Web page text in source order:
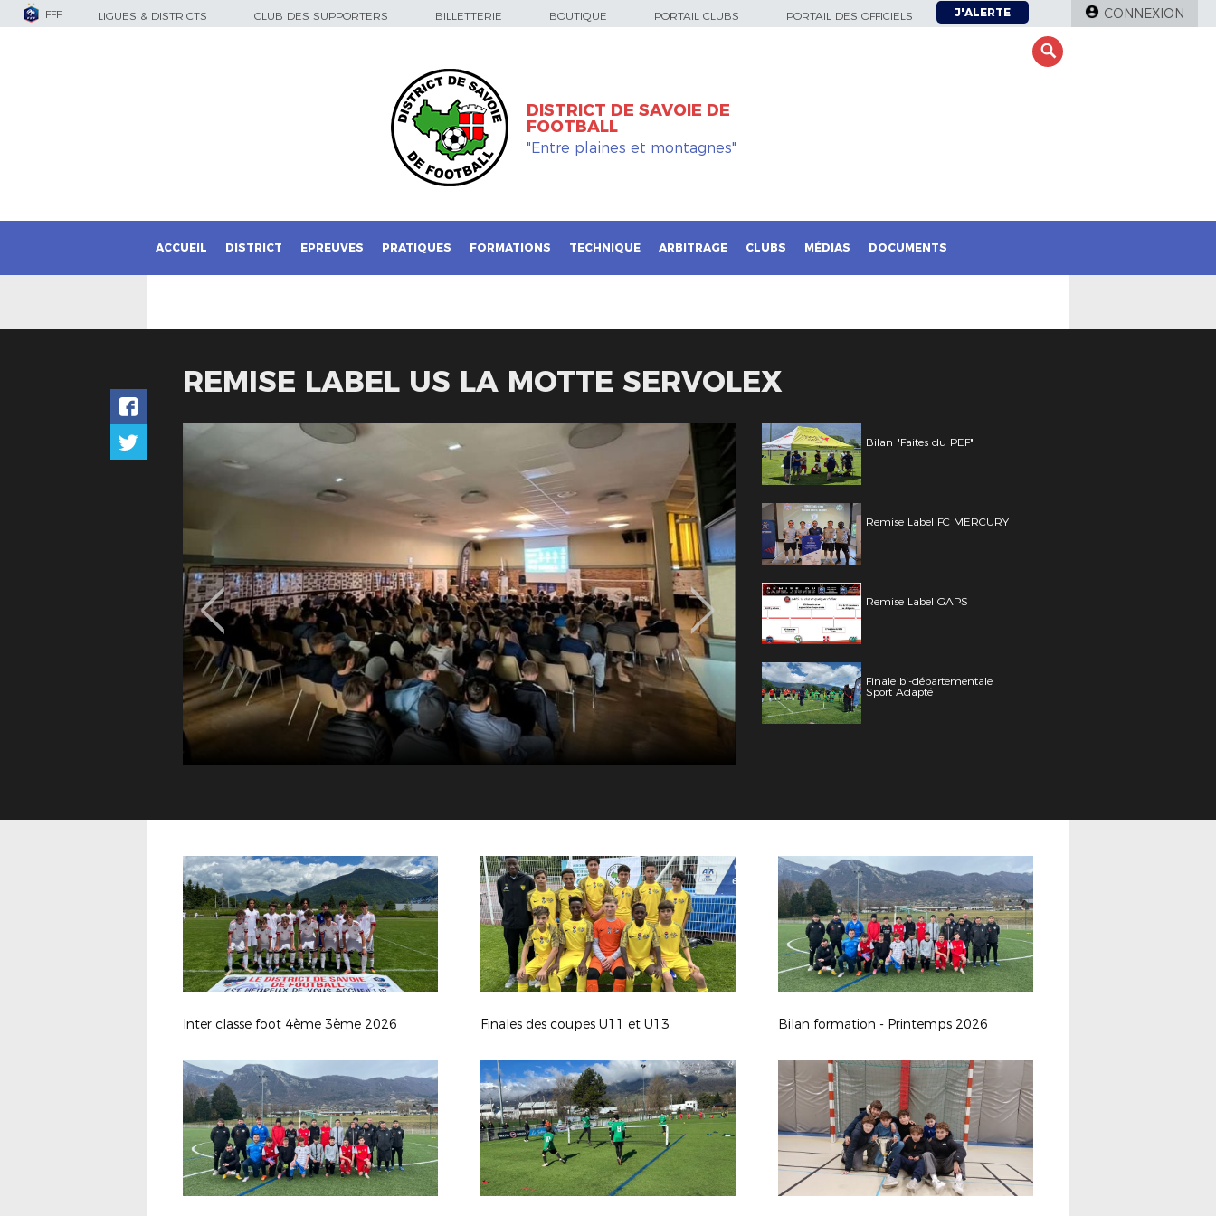
FFF LIGUES & DISTRICTS CLUB DES SUPPORTERS BILLETTERIE BOUTIQUE PORTAIL CLUBS PORTAIL DES OFFICIELS J'ALERTE CONNEXION
DISTRICT DE SAVOIE DE
FOOTBALL
"Entre plaines et montagnes"
ACCUEIL DISTRICT EPREUVES PRATIQUES FORMATIONS TECHNIQUE ARBITRAGE CLUBS MÉDIAS DOCUMENTS
REMISE LABEL US LA MOTTE SERVOLEX
Bilan "Faites du PEF"
Remise Label FC MERCURY
Remise Label GAPS
Finale bi-départementale
Sport Adapté
Inter classe foot 4ème 3ème 2026 Finales des coupes U11 et U13 Bilan formation - Printemps 2026